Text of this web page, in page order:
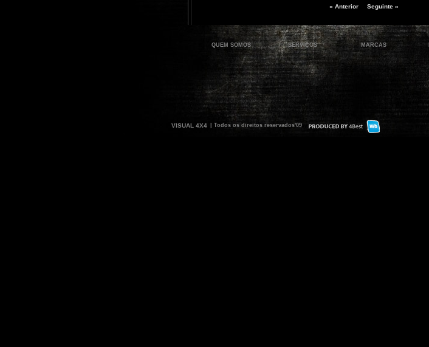
« Anterior
Seguinte »
QUEM SOMOS SERVIÇOS MARCAS
VISUAL 4X4 | Todos os direitos reservados'09